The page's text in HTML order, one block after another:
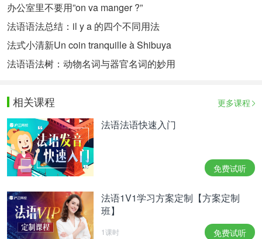
办公室里不要用”on va manger ?”
法语语法总结：il y a 的四个不同用法
法式小清新Un coin tranquille à Shibuya
法语语法树：动物名词与器官名词的妙用
相关课程 更多课程
法语法语快速入门
免费试听
法语1V1学习方案定制【方案定制
班】
1课时 免费试听